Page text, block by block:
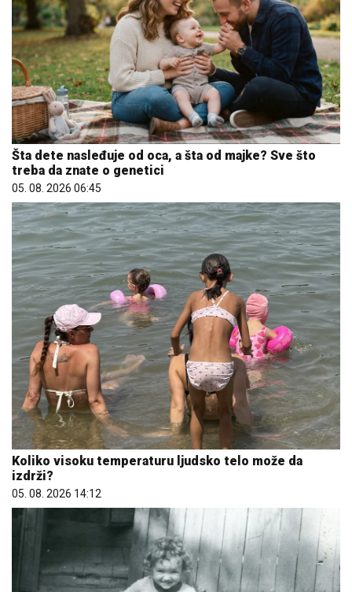
Šta dete nasleđuje od oca, a šta od majke? Sve što
treba da znate o genetici
05. 08. 2026 06:45
Koliko visoku temperaturu ljudsko telo može da
izdrži?
05. 08. 2026 14:12